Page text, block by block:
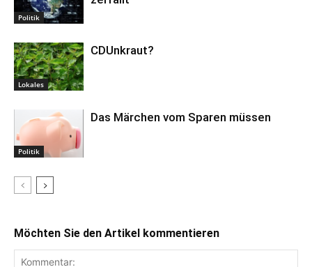
Politik
Lokales
CDUnkraut?
Politik
Das Märchen vom Sparen müssen
Möchten Sie den Artikel kommentieren